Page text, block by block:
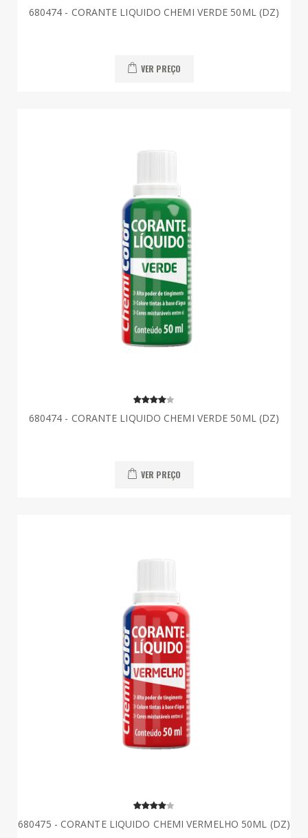
680474 - CORANTE LIQUIDO CHEMI VERDE 50ML (DZ)
VER PREÇO
680474 - CORANTE LIQUIDO CHEMI VERDE 50ML (DZ)
VER PREÇO
680475 - CORANTE LIQUIDO CHEMI VERMELHO 50ML (DZ)